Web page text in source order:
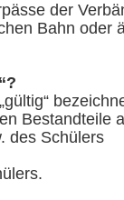
der
Bahn oder
Bestandteile
des Schülers